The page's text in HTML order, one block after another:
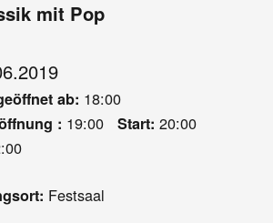
mit Pop
ab: 18:00
: 19:00 Start: 20:00
Festsaal